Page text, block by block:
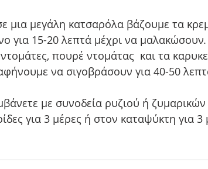
μια μεγάλη κατσαρόλα βάζουμε τα
για 15-20 λεπτά μέχρι να μαλακώσουν.
πουρέ ντομάτας  και τα
να σιγοβράσουν για 40-50
με συνοδεία ρυζιού ή
για 3 μέρες ή στον καταψύκτη για 3